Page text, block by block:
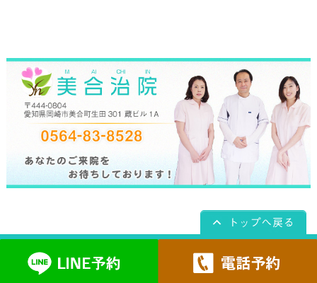
Copyright(c) 2026美合治院All Rights Reserved.
powered by ラポールスタイル
（整骨院・整体院・治療院HP制作）